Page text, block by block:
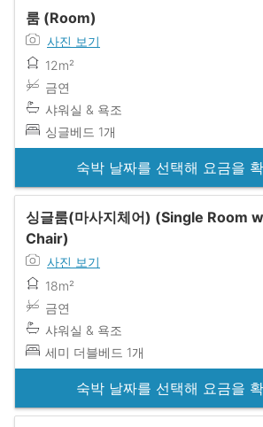
룸 (Room)
사진 보기
12m²
금연
샤워실 & 욕조
싱글베드 1개
숙박 날짜를 선택해 요금을
싱글룸(마사지체어) (Single Room
Chair)
사진 보기
18m²
금연
샤워실 & 욕조
세미 더블베드 1개
숙박 날짜를 선택해 요금을